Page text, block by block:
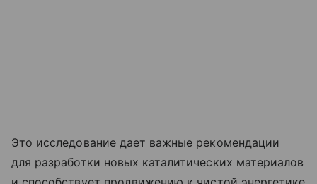
Это исследование дает важные рекомендации
для разработки новых каталитических материалов